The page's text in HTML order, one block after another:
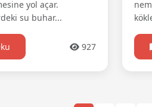
yol açar.
su buhar...
927